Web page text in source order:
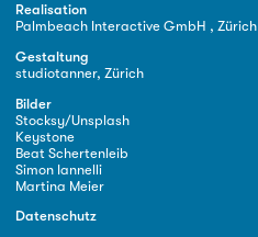
Realisation
Palmbeach Interactive GmbH , Zürich
Gestaltung
studiotanner, Zürich
Bilder
Stocksy/Unsplash
Keystone
Beat Schertenleib
Simon Iannelli
Martina Meier
Datenschutz